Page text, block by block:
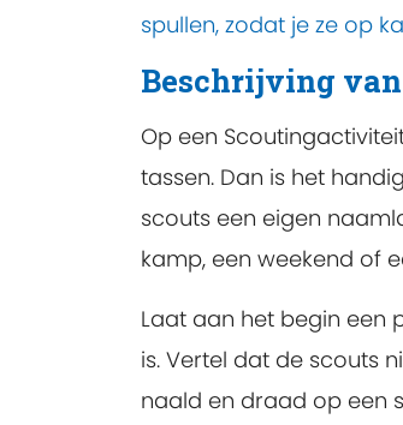
spullen, zodat je ze op
Beschrijving
Op een
tassen. Dan is het
scouts een eigen
kamp, een weekend of
Laat aan het begin een
is. Vertel dat de scouts
naald en draad op een